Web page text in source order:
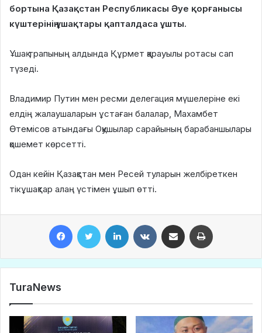
бортына Қазақстан Республикасы Әуе қорғанысы
күштерінің ұшақтары қапталдаса ұшты.
Ұшақ трапының алдында Құрмет қарауылы ротасы сап
түзеді.
Владимир Путин мен ресми делегация мүшелеріне екі
елдің жалаушаларын ұстаған балалар, Махамбет
Өтемісов атындағы Оқушылар сарайының барабаншылары
қошемет көрсетті.
Одан кейін Қазақстан мен Ресей туларын желбіреткен
тікұшақтар алаң үстімен ұшып өтті.
TuraNews